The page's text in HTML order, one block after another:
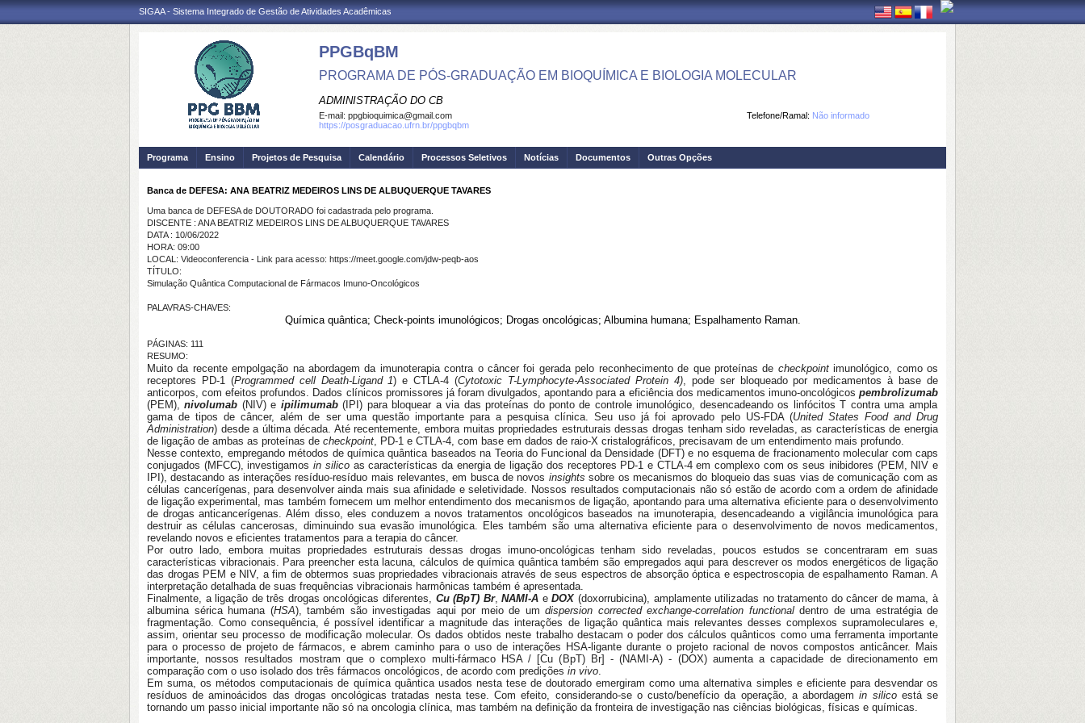
SIGAA - Sistema Integrado de Gestão de Atividades Acadêmicas
PPGBqBM
PROGRAMA DE PÓS-GRADUAÇÃO EM BIOQUÍMICA E BIOLOGIA MOLECULAR
ADMINISTRAÇÃO DO CB
Telefone/Ramal: Não informado
E-mail: ppgbioquimica@gmail.com
https://posgraduacao.ufrn.br/ppgbqbm
Programa Ensino Projetos de Pesquisa Calendário Processos Seletivos Notícias Documentos Outras Opções
Banca de DEFESA: ANA BEATRIZ MEDEIROS LINS DE ALBUQUERQUE TAVARES
Uma banca de DEFESA de DOUTORADO foi cadastrada pelo programa.
DISCENTE : ANA BEATRIZ MEDEIROS LINS DE ALBUQUERQUE TAVARES
DATA : 10/06/2022
HORA: 09:00
LOCAL: Videoconferencia - Link para acesso: https://meet.google.com/jdw-peqb-aos
TÍTULO:
Simulação Quântica Computacional de Fármacos Imuno-Oncológicos
PALAVRAS-CHAVES:
Química quântica; Check-points imunológicos; Drogas oncológicas; Albumina humana; Espalhamento Raman.
PÁGINAS: 111
RESUMO:
Muito da recente empolgação na abordagem da imunoterapia contra o câncer foi gerada pelo reconhecimento de que proteínas de checkpointimunológico, como os
receptores PD-1 (Programmed cell Death-Ligand 1) e CTLA-4 (Cytotoxic T-Lymphocyte-Associated Protein 4), pode ser bloqueado por medicamentos à base de
anticorpos, com efeitos profundos. Dados clínicos promissores já foram divulgados, apontando para a eficiência dos medicamentos imuno-oncológicos pembrolizumab
(PEM),nivolumab (NIV) e ipilimumab(IPI) para bloquear a via das proteínas do ponto de controle imunológico, desencadeando os linfócitos T contra uma ampla
gama de tipos de câncer, além de ser uma questão importante para a pesquisa clínica. Seu uso já foi aprovado pelo US-FDA (United States Food and Drug
Administration) desde a última década. Até recentemente, embora muitas propriedades estruturais dessas drogas tenham sido reveladas, as características de energia
de ligação de ambas as proteínas de checkpoint, PD-1 e CTLA-4, com base em dados de raio-X cristalográficos, precisavam de um entendimento mais profundo.
Nesse contexto, empregando métodos de química quântica baseados na Teoria do Funcional da Densidade (DFT) e no esquema de fracionamento molecular com caps
conjugados (MFCC), investigamosin silicoas características da energia de ligação dos receptores PD-1 e CTLA-4 em complexo com os seus inibidores (PEM, NIV e
IPI), destacando as interações resíduo-resíduo mais relevantes, em busca de novos insights sobre os mecanismos do bloqueio das suas vias de comunicação com as
células cancerígenas, para desenvolver ainda mais sua afinidade e seletividade. Nossos resultados computacionais não só estão de acordo com a ordem de afinidade
de ligação experimental, mas também fornecem um melhor entendimento dos mecanismos de ligação, apontando para uma alternativa eficiente para o desenvolvimento
de drogas anticancerígenas. Além disso, eles conduzem a novos tratamentos oncológicos baseados na imunoterapia, desencadeando a vigilância imunológica para
destruir as células cancerosas, diminuindo sua evasão imunológica. Eles também são uma alternativa eficiente para o desenvolvimento de novos medicamentos,
revelando novos e eficientes tratamentos para a terapia do câncer.
Por outro lado, embora muitas propriedades estruturais dessas drogas imuno-oncológicas tenham sido reveladas, poucos estudos se concentraram em suas
características vibracionais. Para preencher esta lacuna, cálculos de química quântica também são empregados aqui para descrever os modos energéticos de ligação
das drogas PEM e NIV, a fim de obtermos suas propriedades vibracionais através de seus espectros de absorção óptica e espectroscopia de espalhamento Raman. A
interpretação detalhada de suas frequências vibracionais harmônicas também é apresentada.
Finalmente, a ligação de três drogas oncológicas diferentes, Cu (BpT) Br,NAMI-A eDOX (doxorrubicina), amplamente utilizadas no tratamento do câncer de mama, à
albumina sérica humana (HSA), também são investigadas aqui por meio de um dispersion corrected exchange-correlation functionaldentro de uma estratégia de
fragmentação. Como consequência, é possível identificar a magnitude das interações de ligação quântica mais relevantes desses complexos supramoleculares e,
assim, orientar seu processo de modificação molecular. Os dados obtidos neste trabalho destacam o poder dos cálculos quânticos como uma ferramenta importante
para o processo de projeto de fármacos, e abrem caminho para o uso de interações HSA-ligante durante o projeto racional de novos compostos anticâncer. Mais
importante, nossos resultados mostram que o complexo multi-fármaco HSA / [Cu (BpT) Br] - (NAMI-A) - (DOX) aumenta a capacidade de direcionamento em
comparação com o uso isolado dos três fármacos oncológicos, de acordo com predições in vivo.
Em suma, os métodos computacionais de química quântica usados nesta tese de doutorado emergiram como uma alternativa simples e eficiente para desvendar os
resíduos de aminoácidos das drogas oncológicas tratadas nesta tese. Com efeito, considerando-se o custo/benefício da operação, a abordagemin silicoestá se
tornando um passo inicial importante não só na oncologia clínica, mas também na definição da fronteira de investigação nas ciências biológicas, físicas e químicas.